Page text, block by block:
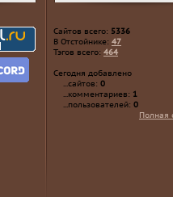
Сайтов всего: 5336
В Отстойнике: 47
Тэгов всего: 464
Сегодня добавлено
...сайтов: 0
...комментариев: 1
...пользователей: 0
Полная